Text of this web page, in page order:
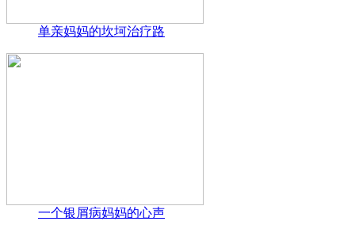
单亲妈妈的坎坷治疗路
一个银屑病妈妈的心声